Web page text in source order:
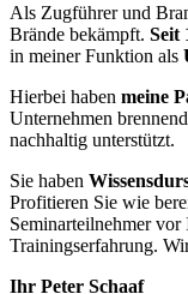
Als Zugführer und
Brände bekämpft. Seit
in meiner Funktion als
Hierbei haben meine
Unternehmen
nachhaltig unterstützt.
Sie haben
Profitieren Sie wie
Seminarteilnehmer
Trainingserfahrung.
Ihr Peter Schaaf